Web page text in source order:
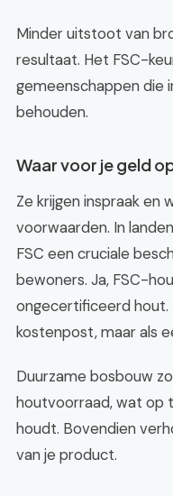
Minder uitstoot van
resultaat. Het FSC-
gemeenschappen die
behouden.
Waar voor je geld
Ze krijgen inspraak en
voorwaarden. In
FSC een cruciale
bewoners. Ja, FSC-
ongecertificeerd hout.
kostenpost, maar als
Duurzame bosbouw
houtvoorraad, wat op
houdt. Bovendien
van je product.